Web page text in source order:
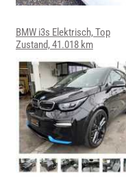
BMW i3s Elektrisch, Top
Zustand, 41.018 km